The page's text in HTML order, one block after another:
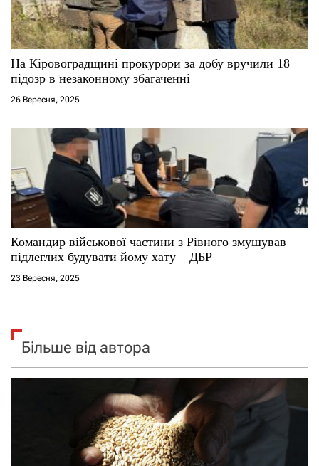
На Кіровоградщині прокурори за добу вручили 18
підозр в незаконному збагаченні
26 Вересня, 2025
​Командир військової частини з Рівного змушував
підлеглих будувати йому хату – ДБР
23 Вересня, 2025
Більше від автора